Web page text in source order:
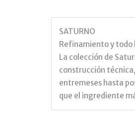
SATURNO
Refinamiento y todo
La colección de
construcción
entremeses hasta
que el ingrediente